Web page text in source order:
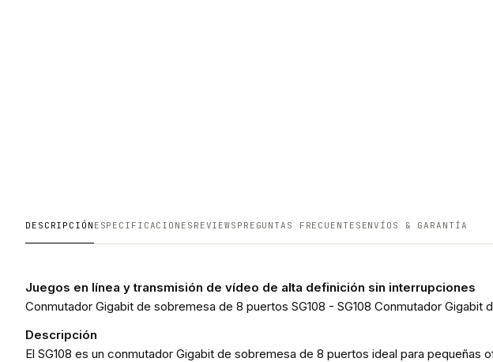
DESCRIPCIÓN ESPECIFICACIONES REVIEWS PREGUNTAS FRECUENTES ENVÍOS & GARANTÍA
Juegos en línea y transmisión de vídeo de alta definición sin interrupciones
Conmutador Gigabit de sobremesa de 8 puertos SG108 - SG108 Conmutador Gigabit
Descripción
El SG108 es un conmutador Gigabit de sobremesa de 8 puertos ideal para